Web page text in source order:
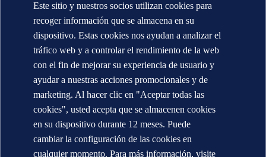
CONTÁCTENOS
Contacte con nosotros
Dónde estamos
Media contacts (Global)
Veracity.com
Declaración de privacidad
Términos de uso
Copyright © DNV AS 2025
Información de las cookies
Este sitio y nuestros socios utilizan cookies para
recoger información que se almacena en su
dispositivo. Estas cookies nos ayudan a analizar el
tráfico web y a controlar el rendimiento de la web
con el fin de mejorar su experiencia de usuario y
ayudar a nuestras acciones promocionales y de
marketing. Al hacer clic en "Aceptar todas las
cookies", usted acepta que se almacenen cookies
en su dispositivo durante 12 meses. Puede
cambiar la configuración de las cookies en
cualquier momento. Para más información, visite